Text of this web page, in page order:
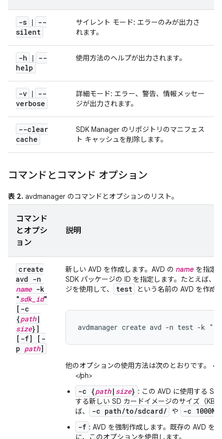
-s |
--
silent
サイレント モード: エラーのみが出力さ
れます。
-h |
--
help
使用方法のヘルプが出力されます。
-v |
--
verbose
詳細モード: エラー、警告、情報メッセー
ジが出力されます。
--clear
cache
SDK Manager のリポジトリのマニフェス
ト キャッシュを削除します。
コマンドとコマンド オプション
表 2. avdmanager のコマンドとオプションのリスト。
コマンド
とオプシ
ョン
説明
create
avd -n
name-k
"sdk_ id"
[-c
{path|
size}]
[-f] [-
p path]
新しい AVD を作成します。AVD の name を指定
SDK パッケージの ID を指定します。たとえば、
ジを使用して、
test という名前の AVD を作成
avdmanager create avd -n test -k
他のオプションの使用方法は次のとおりです。
</ph>
-c {path| size} : この AVD に使用する
する新しい SD カードイメージのサイズ（KB
ば、
-c path/to/sdcard/ や -c 1000M
-f : AVD を強制作成します。既存の AVD を
に、このオプションを使用します。